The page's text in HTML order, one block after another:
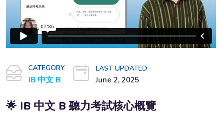
CATEGORY
IB 中文 B
LAST UPDATED
June 2, 2025
🌟 IB 中文 B 聽力考試核心概覽